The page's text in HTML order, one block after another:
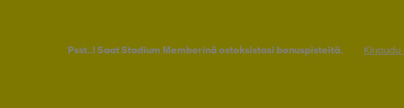
Psst..! Saat Stadium Memberinä ostoksistasi bonuspisteitä. Kirjaudu